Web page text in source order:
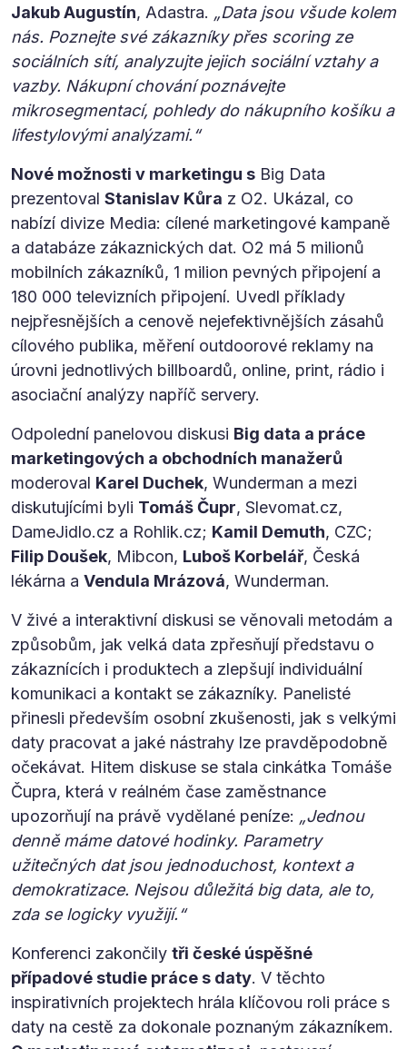
Jakub Augustín, Adastra. „Data jsou všude kolem
nás. Poznejte své zákazníky přes scoring ze
sociálních sítí, analyzujte jejich sociální vztahy a
vazby. Nákupní chování poznávejte
mikrosegmentací, pohledy do nákupního košíku a
lifestylovými analýzami.“
Nové možnosti v marketingu s Big Data
prezentoval Stanislav Kůra z O2. Ukázal, co
nabízí divize Media: cílené marketingové kampaně
a databáze zákaznických dat. O2 má 5 milionů
mobilních zákazníků, 1 milion pevných připojení a
180 000 televizních připojení. Uvedl příklady
nejpřesnějších a cenově nejefektivnějších zásahů
cílového publika, měření outdoorové reklamy na
úrovni jednotlivých billboardů, online, print, rádio i
asociační analýzy napříč servery.
Odpolední panelovou diskusi Big data a práce
marketingových a obchodních manažerů
moderoval Karel Duchek, Wunderman a mezi
diskutujícími byli Tomáš Čupr, Slevomat.cz,
DameJidlo.cz a Rohlik.cz; Kamil Demuth, CZC;
Filip Doušek, Mibcon, Luboš Korbelář, Česká
lékárna a Vendula Mrázová, Wunderman.
V živé a interaktivní diskusi se věnovali metodám a
způsobům, jak velká data zpřesňují představu o
zákaznících i produktech a zlepšují individuální
komunikaci a kontakt se zákazníky. Panelisté
přinesli především osobní zkušenosti, jak s velkými
daty pracovat a jaké nástrahy lze pravděpodobně
očekávat. Hitem diskuse se stala cinkátka Tomáše
Čupra, která v reálném čase zaměstnance
upozorňují na právě vydělané peníze: „Jednou
denně máme datové hodinky. Parametry
užitečných dat jsou jednoduchost, kontext a
demokratizace. Nejsou důležitá big data, ale to,
zda se logicky využijí.“
Konferenci zakončily tři české úspěšné
případové studie práce s daty. V těchto
inspirativních projektech hrála klíčovou roli práce s
daty na cestě za dokonale poznaným zákazníkem.